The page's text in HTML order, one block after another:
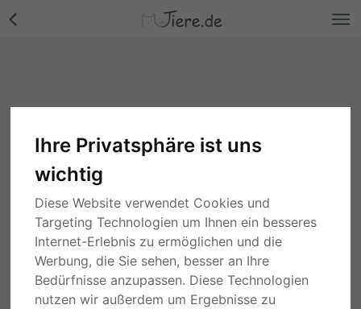
Ihre Privatsphäre ist uns
wichtig
Diese Website verwendet Cookies und
Targeting Technologien um Ihnen ein besseres
Internet-Erlebnis zu ermöglichen und die
Werbung, die Sie sehen, besser an Ihre
Bedürfnisse anzupassen. Diese Technologien
nutzen wir außerdem um Ergebnisse zu